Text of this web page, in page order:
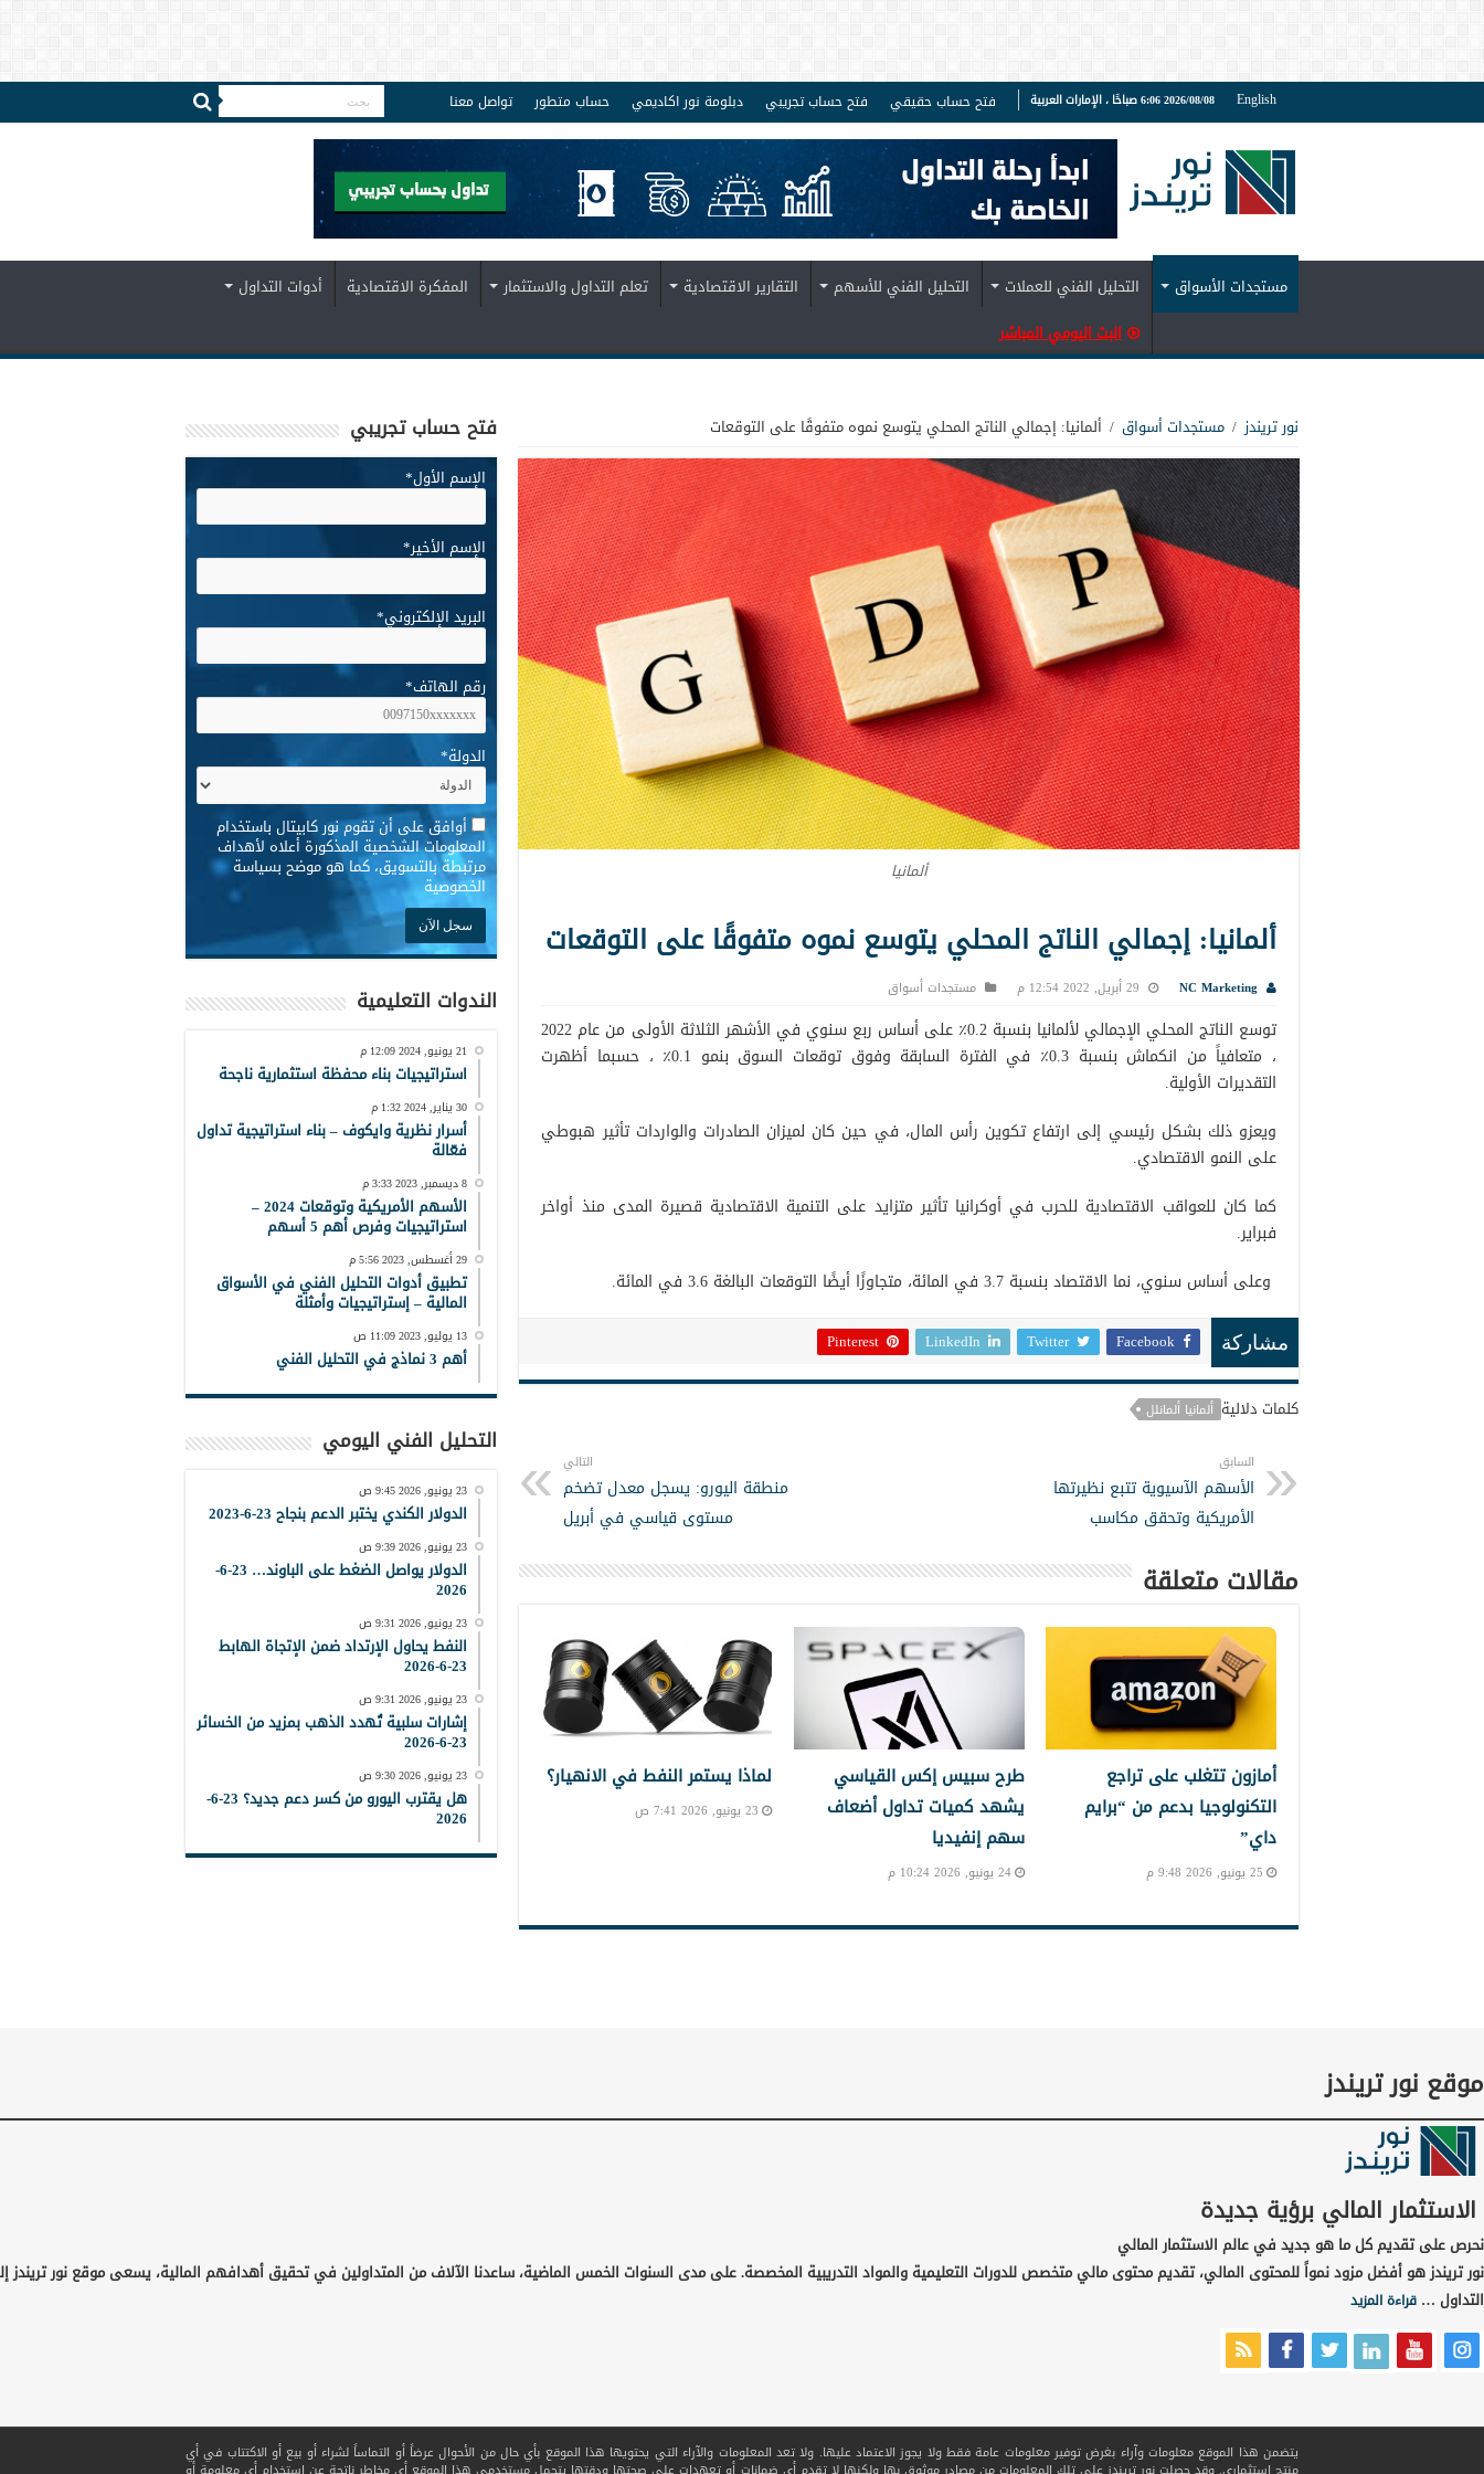
English 2026/08/08 6:06 صباحًا ، الإمارات العربية فتح حساب حقيقي فتح حساب تجريبي دبلومة نور اكاديمي حساب متطور تواصل معنا
مستجدات الأسواق التحليل الفني للعملات التحليل الفني للأسهم التقارير الاقتصادية تعلم التداول والاستثمار المفكرة الاقتصادية
أدوات التداول
البث اليومي المباشر
نور تريندز / مستجدات أسواق / ألمانيا: إجمالي الناتج المحلي يتوسع نموه متفوقًا على التوقعات
ألمانيا
ألمانيا: إجمالي الناتج المحلي يتوسع نموه متفوقًا على التوقعات
NC Marketing 29 أبريل, 2022 12:54 م مستجدات أسواق
توسع الناتج المحلي الإجمالي لألمانيا بنسبة 0.2٪ على أساس ربع سنوي في الأشهر الثلاثة الأولى من عام 2022
، متعافياً من انكماش بنسبة 0.3٪ في الفترة السابقة وفوق توقعات السوق بنمو 0.1٪ ، حسبما أظهرت
التقديرات الأولية.
ويعزو ذلك بشكل رئيسي إلى ارتفاع تكوين رأس المال، في حين كان لميزان الصادرات والواردات تأثير هبوطي
على النمو الاقتصادي.
كما كان للعواقب الاقتصادية للحرب في أوكرانيا تأثير متزايد على التنمية الاقتصادية قصيرة المدى منذ أواخر
فبراير.
وعلى أساس سنوي، نما الاقتصاد بنسبة 3.7 في المائة، متجاوزًا أيضًا التوقعات البالغة 3.6 في المائة.
مشاركة Facebook
Twitter
LinkedIn
Pinterest
كلمات دلالية ألمانيا ألمانلل
السابق
الأسهم الآسيوية تتبع نظيرتها
الأمريكية وتحقق مكاسب
التالي
منطقة اليورو: يسجل معدل تضخم
مستوى قياسي في أبريل
مقالات متعلقة
أمازون تتغلب على تراجع
التكنولوجيا بدعم من “برايم
داي”
25 يونيو, 2026 9:48 م
طرح سبيس إكس القياسي
يشهد كميات تداول أضعاف
سهم إنفيديا
24 يونيو, 2026 10:24 م
لماذا يستمر النفط في الانهيار؟
23 يونيو, 2026 7:41 ص
فتح حساب تجريبي
الإسم الأول*
الإسم الأخير*
البريد الإلكتروني*
رقم الهاتف*
الدولة*
* أوافق على أن تقوم نور كابيتال باستخدام
المعلومات الشخصية المذكورة أعلاه لأهداف
مرتبطة بالتسويق، كما هو موضح بسياسة
الخصوصية
الندوات التعليمية
21 يونيو, 2024 12:09 م
استراتيجيات بناء محفظة استثمارية ناجحة
30 يناير, 2024 1:32 م
أسرار نظرية وايكوف – بناء استراتيجية تداول
فعّالة
8 ديسمبر, 2023 3:33 م
الأسهم الأمريكية وتوقعات 2024 –
استراتيجيات وفرص أهم 5 أسهم
29 أغسطس, 2023 5:56 م
تطبيق أدوات التحليل الفني في الأسواق
المالية – إستراتيجيات وأمثلة
13 يوليو, 2023 11:09 ص
أهم 3 نماذج في التحليل الفني
التحليل الفني اليومي
23 يونيو, 2026 9:45 ص
الدولار الكندي يختبر الدعم بنجاح 23-6-2023
23 يونيو, 2026 9:39 ص
الدولار يواصل الضغط على الباوند… 23-6-
2026
23 يونيو, 2026 9:31 ص
النفط يحاول الإرتداد ضمن الإتجاة الهابط
23-6-2026
23 يونيو, 2026 9:31 ص
إشارات سلبية تُهدد الذهب بمزيد من الخسائر
23-6-2026
23 يونيو, 2026 9:30 ص
هل يقترب اليورو من كسر دعم جديد؟ 23-6-
2026
موقع نور تريندز
الاستثمار المالي برؤية جديدة
نحرص على تقديم كل ما هو جديد في عالم الاستثمار المالي
نور تريندز هو أفضل مزود نمواً للمحتوى المالي، تقديم محتوى مالي متخصص للدورات التعليمية والمواد التدريبية المخصصة. على مدى السنوات الخمس الماضية، ساعدنا الآلاف من المتداولين في تحقيق أهدافهم المالية، يسعى موقع نور تريندز
التداول … قراءة المزيد
يتضمن هذا الموقع معلومات وآراء بغرض توفير معلومات عامة فقط ولا يجوز الاعتماد عليها. ولا تعد المعلومات والآراء التي يحتويها هذا الموقع بأي حال من الأحوال عرضاً أو التماساً لشراء أو بيع أو الاكتتاب في أي